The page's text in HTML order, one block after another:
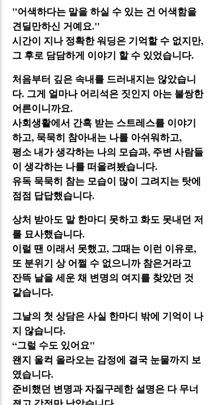
"어색하다는 말을 하실 수 있는 건 어색함을
견딜만하신 거예요."
시간이 지나 정확한 워딩은 기억할 수 없지만,
그 후로 담담하게 이야기 할 수 있었습니다.
처음부터 깊은 속내를 드러내지는 않았습니
다. 그게 얼마나 어리석은 짓인지 아는 불쌍한
어른이니까요.
사회생활에서 간혹 받는 스트레스를 이야기
하고, 묵묵히 참아내는 나를 아쉬워하고,
평소 내가 생각하는 나의 모습과, 주변 사람들
이 생각하는 나를 떠올려봤습니다.
유독 묵묵히 참는 모습이 많이 그려지는 탓에
점점 답답했습니다.
상처 받아도 말 한마디 못하고 화도 못내던 저
를 묘사했습니다.
이럴 땐 이래서 못했고, 그때는 이런 이유로,
또 분위기 상 어쩔 수 없으니까 참은거라고
잔뜩 날을 세운 채 변명의 여지를 찾았던 것
같습니다.
그날의 첫 상담은 사실 한마디 밖에 기억이 나
지 않습니다.
“그럴 수도 있어요"
왠지 울컥 올라오는 감정에 결국 눈물까지 보
였습니다.
준비했던 변명과 자질구레한 설명은 다 무너